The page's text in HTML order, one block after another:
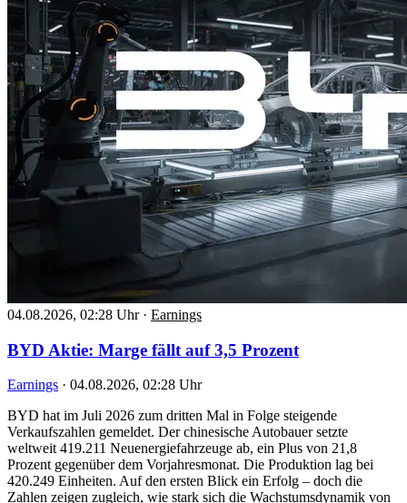
04.08.2026, 02:28 Uhr · Earnings
BYD Aktie: Marge fällt auf 3,5 Prozent
Earnings · 04.08.2026, 02:28 Uhr
BYD hat im Juli 2026 zum dritten Mal in Folge steigende
Verkaufszahlen gemeldet. Der chinesische Autobauer setzte
weltweit 419.211 Neuenergiefahrzeuge ab, ein Plus von 21,8
Prozent gegenüber dem Vorjahresmonat. Die Produktion lag bei
420.249 Einheiten. Auf den ersten Blick ein Erfolg – doch die
Zahlen zeigen zugleich, wie stark sich die Wachstumsdynamik von